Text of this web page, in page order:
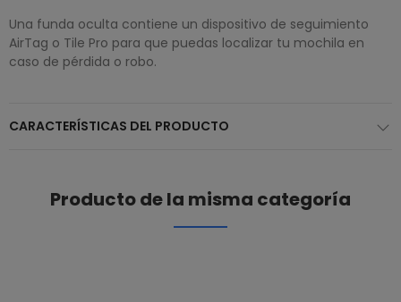
Una funda oculta contiene un dispositivo de seguimiento
AirTag o Tile Pro para que puedas localizar tu mochila en
caso de pérdida o robo.
CARACTERÍSTICAS DEL PRODUCTO
Producto de la misma categoría